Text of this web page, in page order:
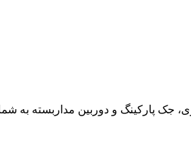
جک پارکینگ و دوربین مداربسته به